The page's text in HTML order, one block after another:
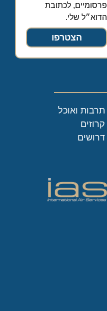
פרסומיים, לכתובת
הדוא״ל שלי.
הצטרפו
תרבות ואוכל
קרוזים
דרושים